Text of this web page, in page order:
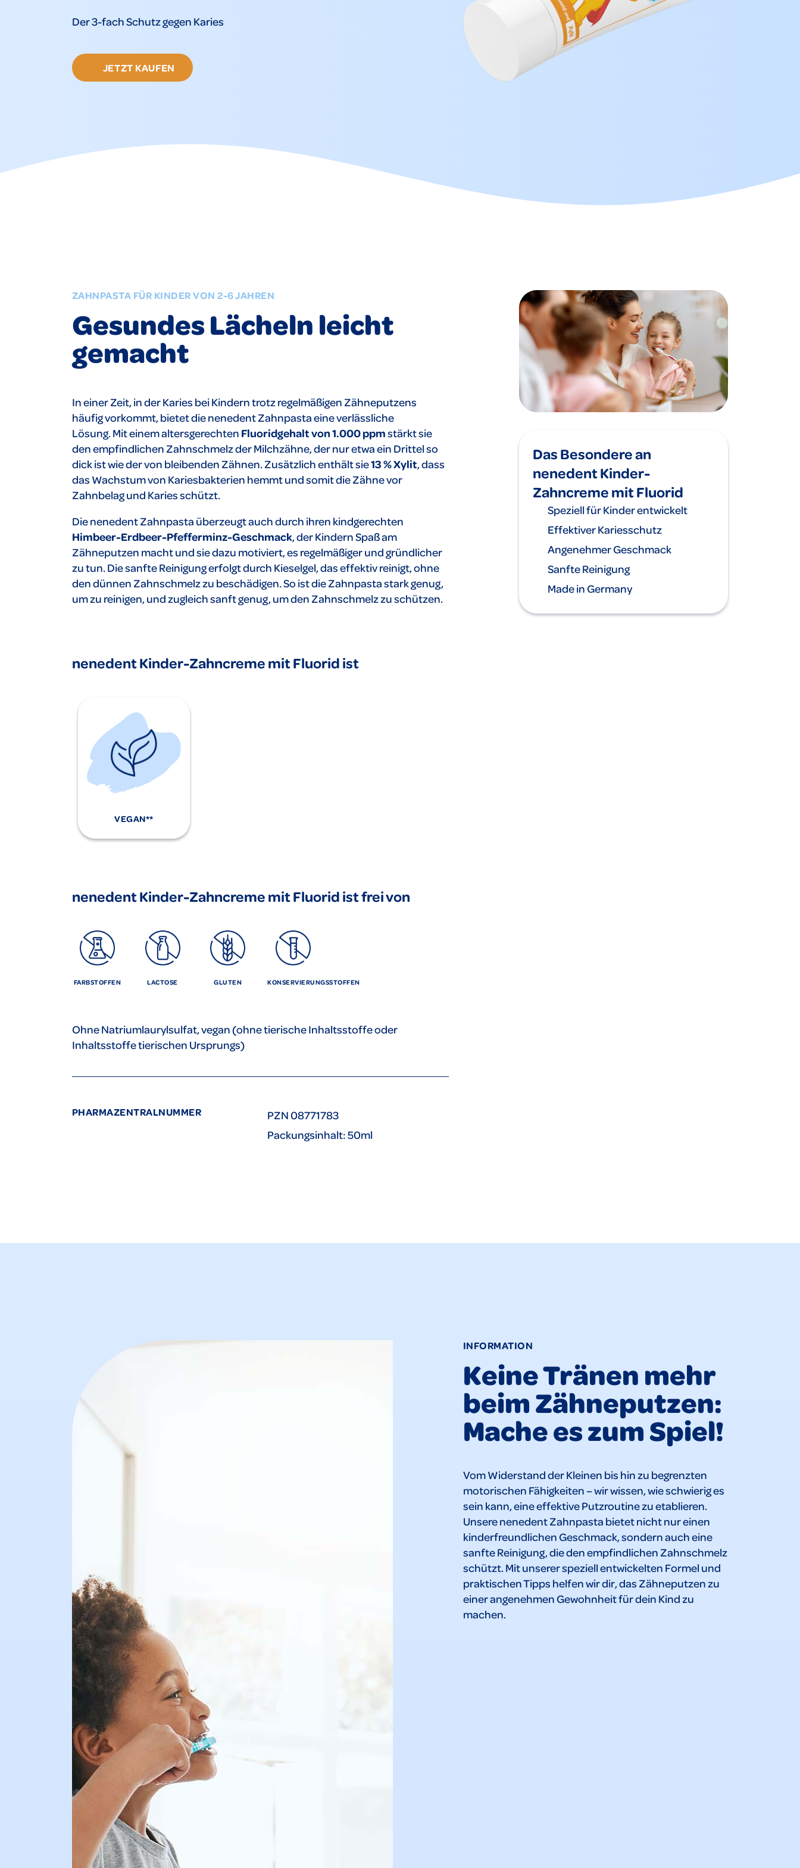
Der 3-fach Schutz gegen Karies
JETZT KAUFEN
ZAHNPASTA FÜR KINDER VON 2-6 JAHREN
Gesundes Lächeln leicht
gemacht
In einer Zeit, in der Karies bei Kindern trotz regelmäßigen Zähneputzens
häufig vorkommt, bietet die nenedent Zahnpasta eine verlässliche
Lösung. Mit einem altersgerechten Fluoridgehalt von 1.000 ppmstärkt sie
den empfindlichen Zahnschmelz der Milchzähne, der nur etwa ein Drittel so
dick ist wie der von bleibenden Zähnen. Zusätzlich enthält sie13 % Xylit, dass
das Wachstum von Kariesbakterien hemmt und somit die Zähne vor
Zahnbelag und Karies schützt.
Die nenedent Zahnpasta überzeugt auch durch ihren kindgerechten
Himbeer-Erdbeer-Pfefferminz-Geschmack, der Kindern Spaß am
Zähneputzen macht und sie dazu motiviert, es regelmäßiger und gründlicher
zu tun. Die sanfte Reinigung erfolgt durch Kieselgel, das effektiv reinigt, ohne
den dünnen Zahnschmelz zu beschädigen. So ist die Zahnpasta stark genug,
um zu reinigen, und zugleich sanft genug, um den Zahnschmelz zu schützen.
nenedent Kinder-Zahncreme mit Fluorid ist
VEGAN**
nenedent Kinder-Zahncreme mit Fluorid ist frei von
FARBSTOFFEN LACTOSE GLUTEN KONSERVIERUNGSSTOFFEN
Ohne Natriumlaurylsulfat, vegan (ohne tierische Inhaltsstoffe oder
Inhaltsstoffe tierischen Ursprungs)
PHARMAZENTRALNUMMER
PZN 08771783
Packungsinhalt: 50ml
Das Besondere an
nenedent Kinder-
Zahncreme mit Fluorid
Speziell für Kinder entwickelt
Effektiver Kariesschutz
Angenehmer Geschmack
Sanfte Reinigung
Made in Germany
INFORMATION
Keine Tränen mehr
beim Zähneputzen:
Mache es zum Spiel!
Vom Widerstand der Kleinen bis hin zu begrenzten
motorischen Fähigkeiten – wir wissen, wie schwierig es
sein kann, eine effektive Putzroutine zu etablieren.
Unsere nenedent Zahnpasta bietet nicht nur einen
kinderfreundlichen Geschmack, sondern auch eine
sanfte Reinigung, die den empfindlichen Zahnschmelz
schützt. Mit unserer speziell entwickelten Formel und
praktischen Tipps helfen wir dir, das Zähneputzen zu
einer angenehmen Gewohnheit für dein Kind zu
machen.